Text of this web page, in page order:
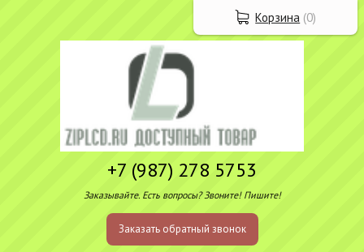
+7 (987) 278 5753
Заказывайте. Есть вопросы? Звоните! Пишите!
Заказать обратный звонок
Корзина (0)